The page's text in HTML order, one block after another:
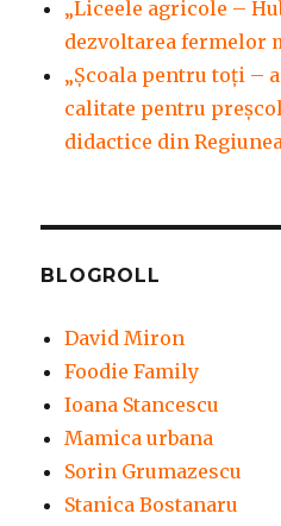
„Liceele agricole –
dezvoltarea fermelor
„Școala pentru toți –
calitate pentru
didactice din
BLOGROLL
David Miron
Foodie Family
Ioana Stancescu
Mamica urbana
Sorin Grumazescu
Stanica Bostanaru